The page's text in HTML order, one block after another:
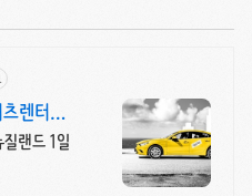
렌터카
랜드 1일